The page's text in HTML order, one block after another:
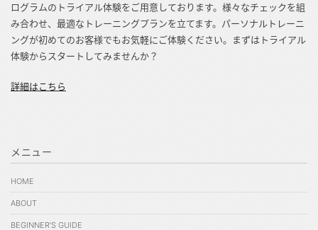
ログラムのトライアル体験をご用意しております。様々なチェックを組
み合わせ、最適なトレーニングプランを立てます。パーソナルトレーニ
ングが初めてのお客様でもお気軽にご体験ください。まずはトライアル
体験からスタートしてみませんか？
詳細はこちら
メニュー
HOME
ABOUT
BEGINNER’S GUIDE